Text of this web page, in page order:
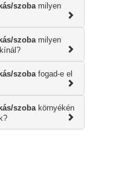
szobamilyen
szobamilyen
szobafogad-e el
szobakörnyékén